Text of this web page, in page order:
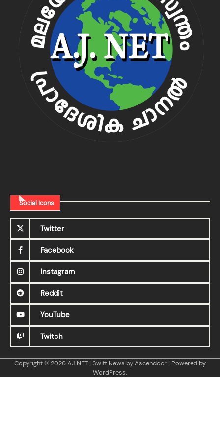
Social Icons
Twitter
Facebook
Instagram
Reddit
YouTube
Twitch
Copyright © 2026AJ NET | Swift News byAscendoor | Powered by
WordPress.